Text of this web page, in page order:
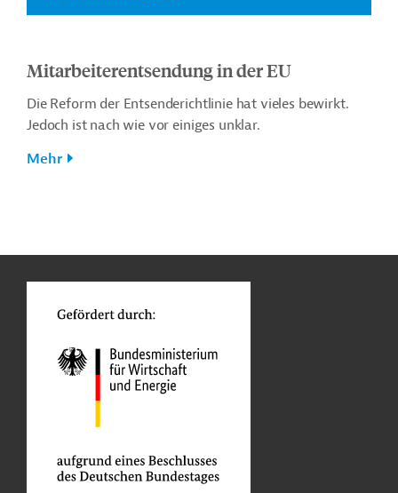
Mitarbeiterentsendung in der EU
Die Reform der Entsenderichtlinie hat vieles bewirkt.
Jedoch ist nach wie vor einiges unklar.
Mehr